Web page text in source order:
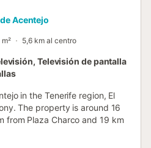
Acentejo
5,6 km al centro
Televisión de pantalla
in the Tenerife region, El
The property is around 16
from Plaza Charco and 19 km